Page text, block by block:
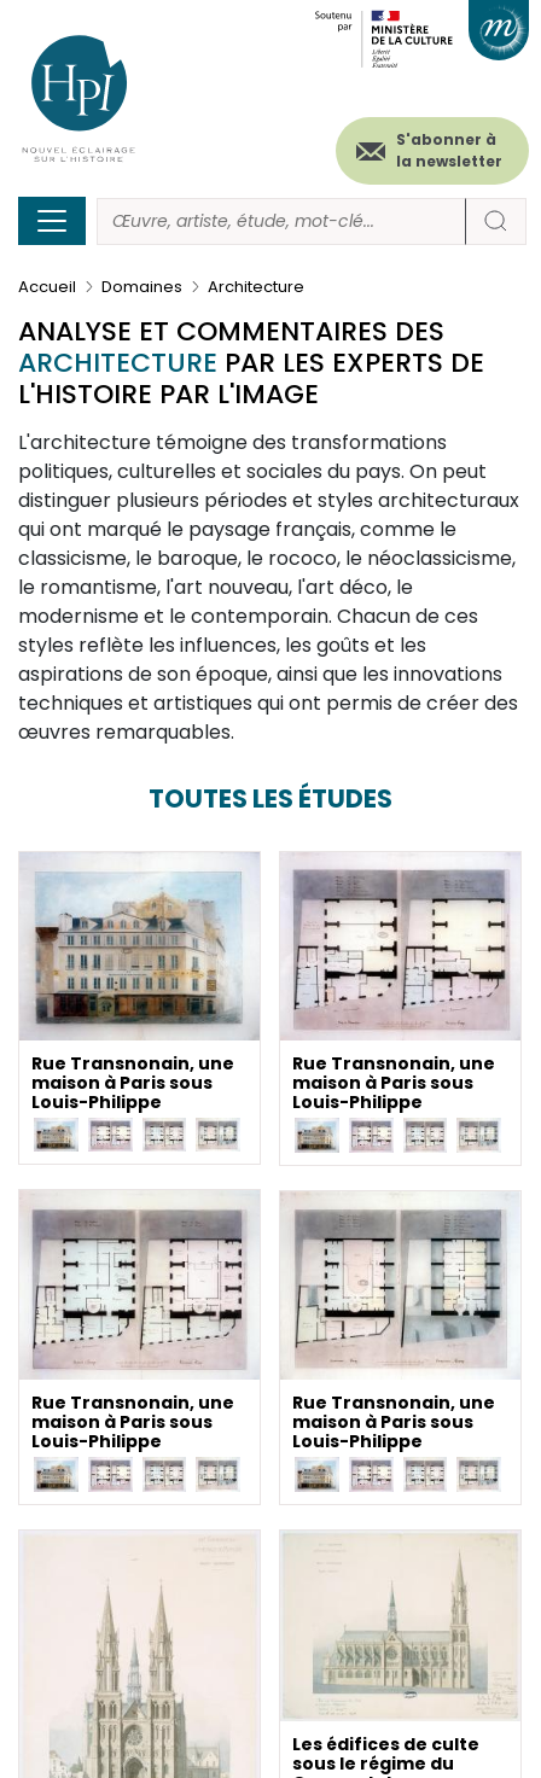
contenu
principal
Menu
secondaire
(header)
S'abonner à
la newsletter
Accueil Domaines Architecture
ANALYSE ET COMMENTAIRES DES
ARCHITECTURE PAR LES EXPERTS DE
L'HISTOIRE PAR L'IMAGE
L'architecture témoigne des transformations
politiques, culturelles et sociales du pays. On peut
distinguer plusieurs périodes et styles architecturaux
qui ont marqué le paysage français, comme le
classicisme, le baroque, le rococo, le néoclassicisme,
le romantisme, l'art nouveau, l'art déco, le
modernisme et le contemporain. Chacun de ces
styles reflète les influences, les goûts et les
aspirations de son époque, ainsi que les innovations
techniques et artistiques qui ont permis de créer des
œuvres remarquables.
TOUTES LES ÉTUDES
Rue Transnonain, une
maison à Paris sous
Louis-Philippe
Rue Transnonain, une
maison à Paris sous
Louis-Philippe
Rue Transnonain, une
maison à Paris sous
Louis-Philippe
Rue Transnonain, une
maison à Paris sous
Louis-Philippe
Les édifices de culte
sous le régime du